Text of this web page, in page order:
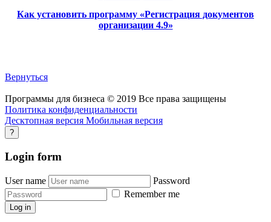
Как установить программу «Регистрация документов
организации 4.9»
Вернуться
Программы для бизнеса © 2019 Все права защищены
Политика конфиденциальности
Десктопная версия Мобильная версия
?
Login form
User name
Password
Remember me
Log in